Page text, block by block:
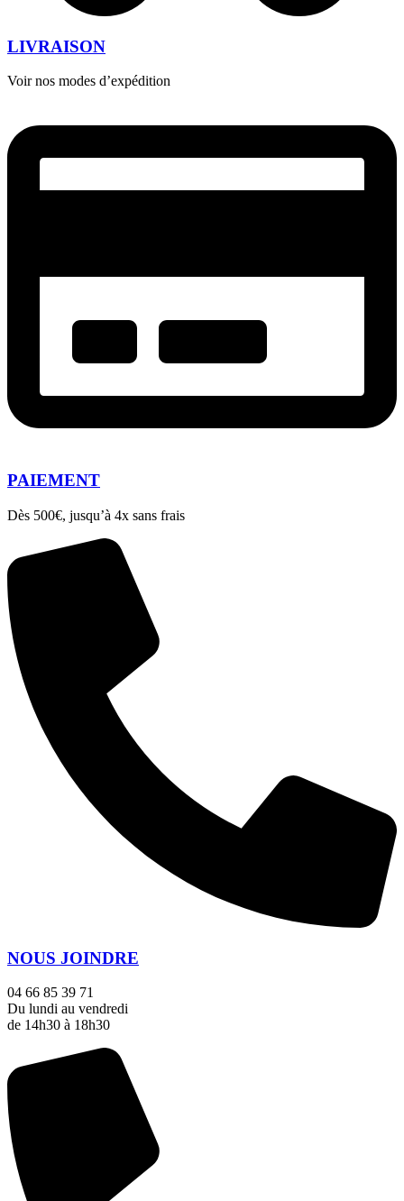
LIVRAISON
Voir nos modes d’expédition
PAIEMENT
Dès 500€, jusqu’à 4x sans frais
NOUS JOINDRE
04 66 85 39 71
Du lundi au vendredi
de 14h30 à 18h30